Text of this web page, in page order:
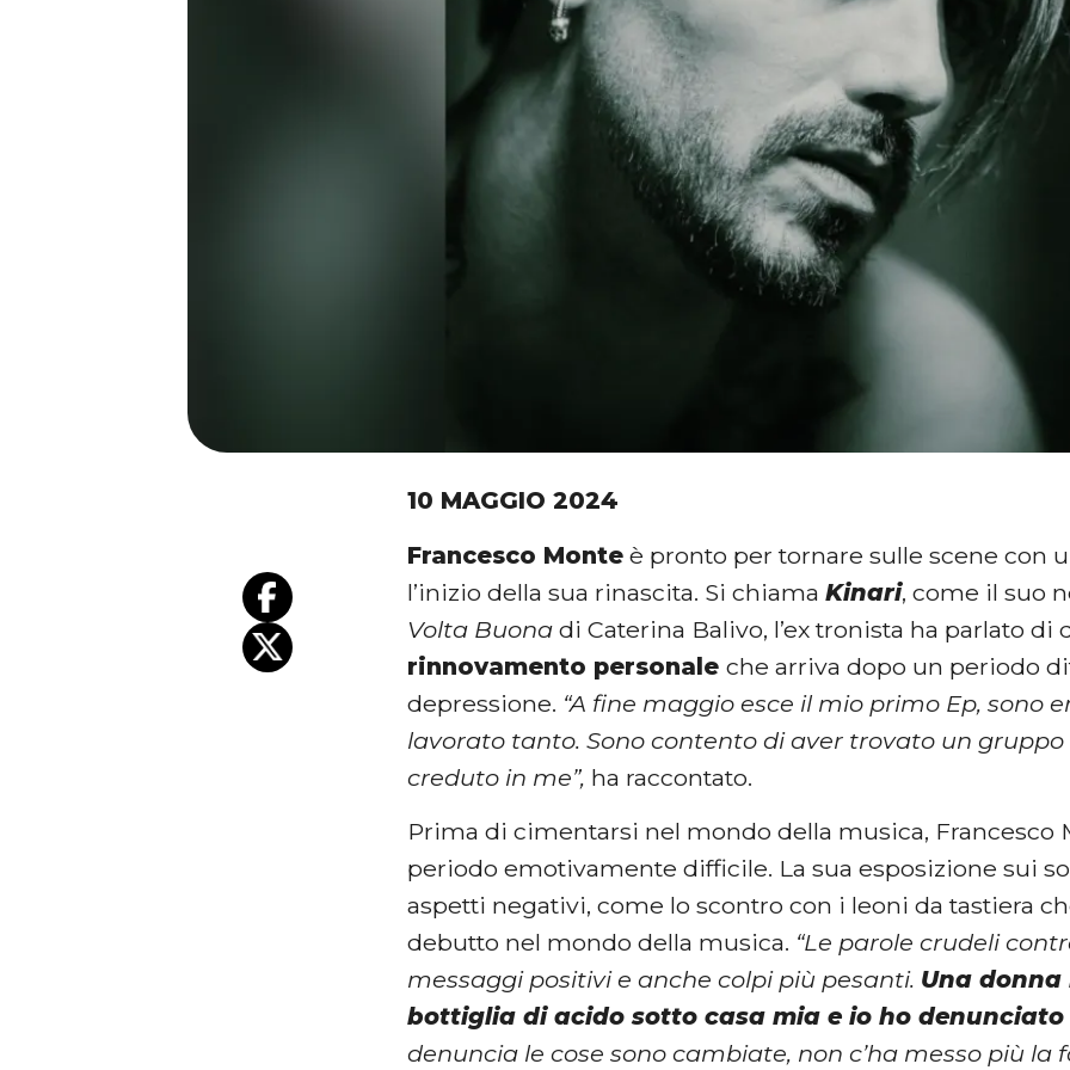
10 MAGGIO 2024
Francesco Monte è pronto per tornare sulle scene con
l’inizio della sua rinascita. Si chiamaKinari, come il suo
Volta Buona di Caterina Balivo, l’ex tronista ha parlato di
rinnovamento personaleche arriva dopo un periodo
depressione. “A fine maggio esce il mio primo Ep, sono
lavorato tanto. Sono contento di aver trovato un
creduto in me”, ha raccontato.
Prima di cimentarsi nel mondo della musica, Francesco
periodo emotivamente difficile. La sua esposizione sui
aspetti negativi, come lo scontro con i leoni da tastiera
debutto nel mondo della musica. “Le parole crudeli
messaggi positivi e anche colpi più pesanti. Una
bottiglia di acido sotto casa mia e io ho denunciato
denuncia le cose sono cambiate, non c’ha messo più